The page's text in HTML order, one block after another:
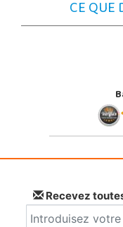
CE QUE
Recevez